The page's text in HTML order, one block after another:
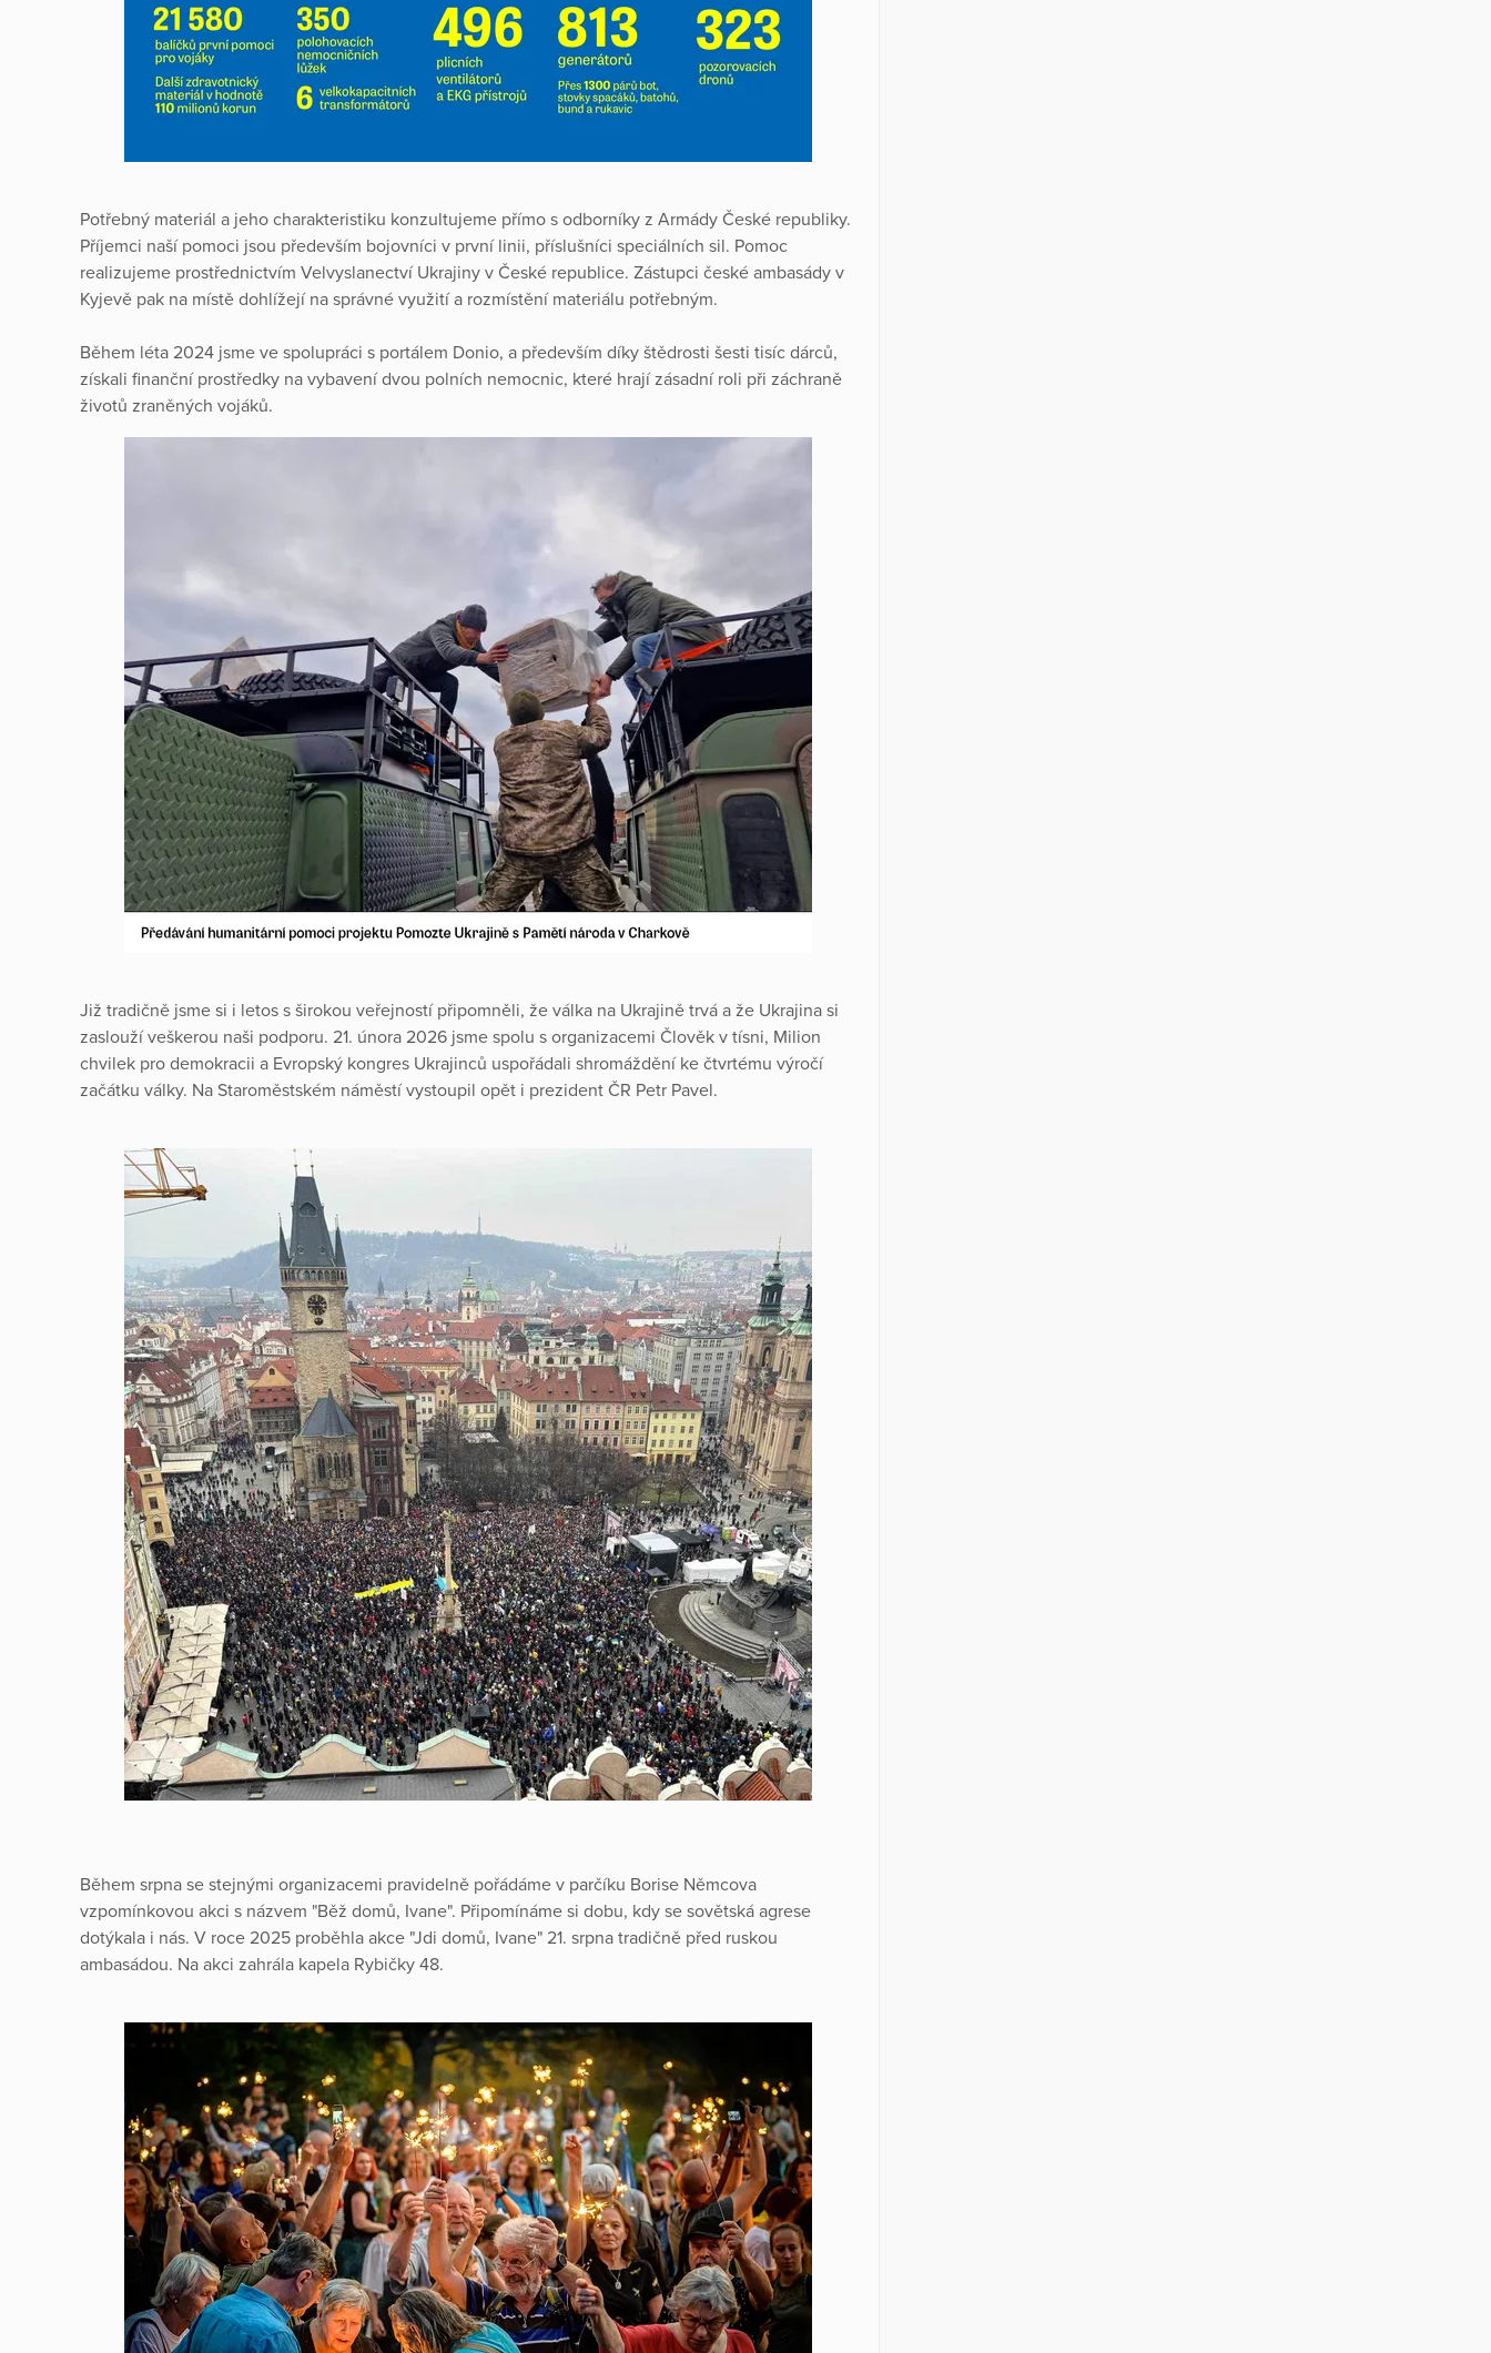
Potřebný materiál a jeho charakteristiku konzultujeme přímo s odborníky z Armády České republiky.
Příjemci naší pomoci jsou především bojovníci v první linii, příslušníci speciálních sil. Pomoc
realizujeme prostřednictvím Velvyslanectví Ukrajiny v České republice. Zástupci české ambasády v
Kyjevě pak na místě dohlížejí na správné využití a rozmístění materiálu potřebným.
Během léta 2024 jsme ve spolupráci s portálem Donio, a především díky štědrosti šesti tisíc dárců,
získali finanční prostředky na vybavení dvou polních nemocnic, které hrají zásadní roli při záchraně
životů zraněných vojáků.
Již tradičně jsme si i letos s širokou veřejností připomněli, že válka na Ukrajině trvá a že Ukrajina si
zaslouží veškerou naši podporu. 21. února 2026 jsme spolu s organizacemi Člověk v tísni, Milion
chvilek pro demokracii a Evropský kongres Ukrajinců uspořádali shromáždění ke čtvrtému výročí
začátku války. Na Staroměstském náměstí vystoupil opět i prezident ČR Petr Pavel.
Během srpna se stejnými organizacemi pravidelně pořádáme v parčíku Borise Němcova
vzpomínkovou akci s názvem "Běž domů, Ivane". Připomínáme si dobu, kdy se sovětská agrese
dotýkala i nás. V roce 2025 proběhla akce "Jdi domů, Ivane" 21. srpna tradičně před ruskou
ambasádou. Na akci zahrála kapela Rybičky 48.